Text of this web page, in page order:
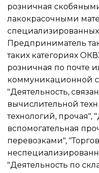
розничная
лакокрасочными
специализированных
Предприниматель
таких категориях
розничная по почте
коммуникационной
"Деятельность,
вычислительной
технологий, прочая",
вспомогательная
перевозками",
"Деятельность по